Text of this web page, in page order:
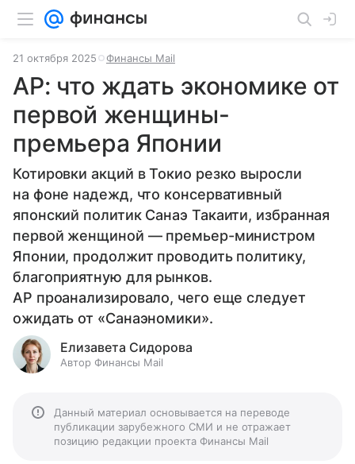
21 октября 2025 Финансы Mail
AP: что ждать экономике от
первой женщины-
премьера Японии
Котировки акций в Токио резко выросли
на фоне надежд, что консервативный
японский политик Санаэ Такаити, избранная
первой женщиной — премьер-министром
Японии, продолжит проводить политику,
благоприятную для рынков.
AP проанализировало, чего еще следует
ожидать от «Санаэномики».
Елизавета Сидорова
Автор Финансы Mail
Данный материал основывается на переводе
публикации зарубежного СМИ и не отражает
позицию редакции проекта Финансы Mail